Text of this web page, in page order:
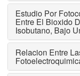
Estudio Por
Entre El Bioxido
Isobutano, Bajo
Relacion Entre